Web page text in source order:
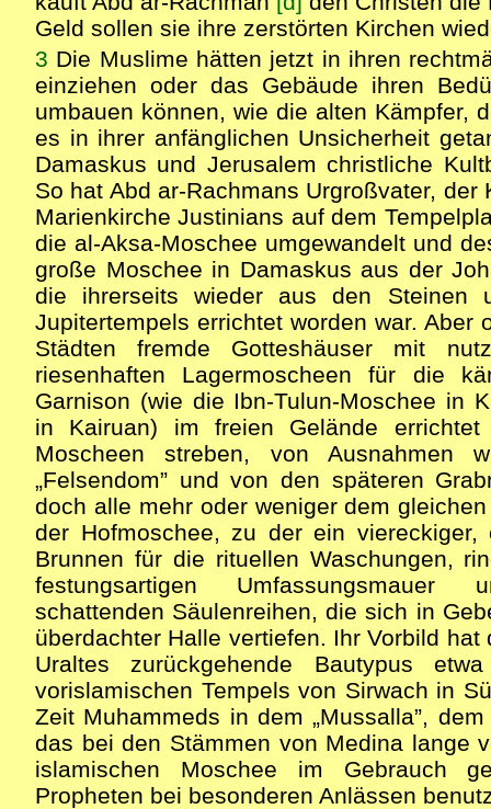
Geld sollen sie ihre zerstörten Kirchen
3 Die Muslime hätten jetzt in ihren
einziehen oder das Gebäude ihren
umbauen können, wie die alten Kämpfer,
es in ihrer anfänglichen Unsicherheit
Damaskus und Jerusalem christliche
So hat Abd ar-Rachmans Urgroßvater, der
Marienkirche Justinians auf dem
die al-Aksa-Moschee umgewandelt und
große Moschee in Damaskus aus der
die ihrerseits wieder aus den Steinen
Jupitertempels errichtet worden war. Aber
Städten fremde Gotteshäuser mit
riesenhaften Lagermoscheen für die
Garnison (wie die Ibn-Tulun-Moschee in
in Kairuan) im freien Gelände
Moscheen streben, von Ausnahmen
„Felsendom” und von den späteren
doch alle mehr oder weniger dem
der Hofmoschee, zu der ein
Brunnen für die rituellen Waschungen,
festungsartigen Umfassungsmauer
schattenden Säulenreihen, die sich in
überdachter Halle vertiefen. Ihr Vorbild
Uraltes zurückgehende Bautypus
vorislamischen Tempels von Sirwach in
Zeit Muhammeds in dem „Mussalla”,
das bei den Stämmen von Medina lange
islamischen Moschee im Gebrauch
Propheten bei besonderen Anlässen